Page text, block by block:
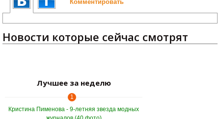
Комментировать
Новости которые сейчас смотрят
Лучшее за неделю
1
Кристина Пименова - 9-летняя звезда модных